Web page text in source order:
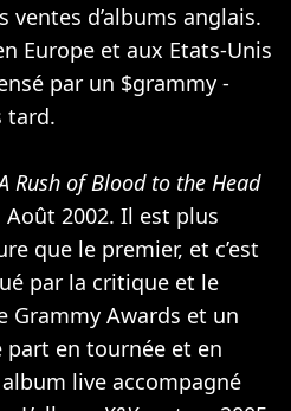
ventes d’albums anglais.
Europe et aux Etats-Unis
par un $grammy -
tard.
Rush of Blood to the Head
2002. Il est plus
que le premier, et c’est
par la critique et le
Grammy Awards et un
part en tournée et en
live accompagné